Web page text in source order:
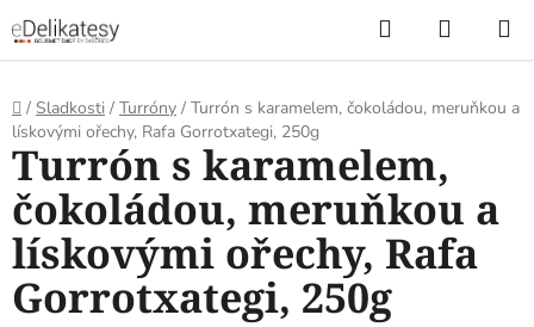
na
obsah
Hledat
KOŠÍK
Domů
/ Sladkosti / Turróny / Turrón s karamelem, čokoládou, meruňkou a
lískovými ořechy, Rafa Gorrotxategi, 250g
Turrón s karamelem,
čokoládou, meruňkou a
lískovými ořechy, Rafa
Gorrotxategi, 250g